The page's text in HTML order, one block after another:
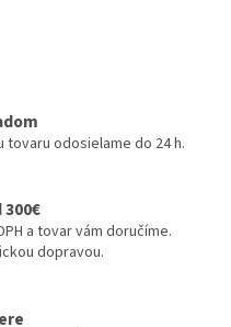
tovaru odosielame do 24 h.
a tovar vám doručíme.
dopravou.